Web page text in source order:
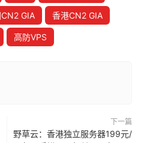
GIA 香港CN2 GIA
高防VPS
下一篇
野草云：香港独立服务器199元/